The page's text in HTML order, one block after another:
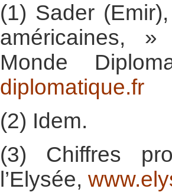
(1) Sader
américaines,
Monde
diplomatique.fr
(2) Idem.
(3) Chiffres
l’Elysée,